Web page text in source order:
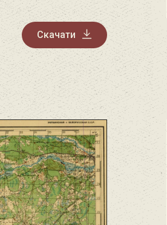
Скачати